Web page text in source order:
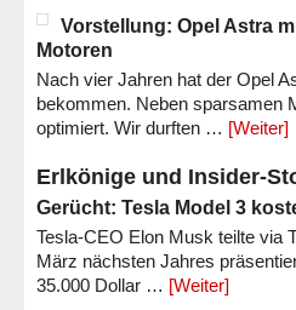
Vorstellung: Opel Astra
Motoren
Nach vier Jahren hat der Opel
bekommen. Neben sparsamen
optimiert. Wir durften … [Weiter]
Erlkönige und Insider-
Gerücht: Tesla Model 3
Tesla-CEO Elon Musk teilte via
März nächsten Jahres
35.000 Dollar … [Weiter]